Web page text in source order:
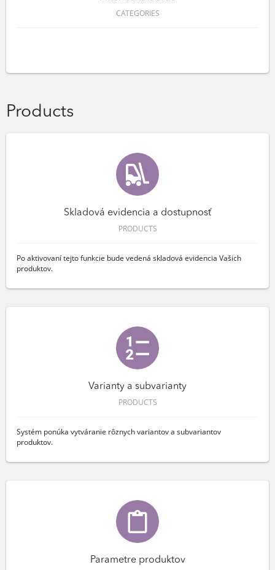
CATEGORIES
Products
Skladová evidencia a dostupnosť
PRODUCTS
Po aktivovaní tejto funkcie bude vedená skladová evidencia Vašich
produktov.
Varianty a subvarianty
PRODUCTS
Systém ponúka vytváranie rôznych variantov a subvariantov
produktov.
Parametre produktov